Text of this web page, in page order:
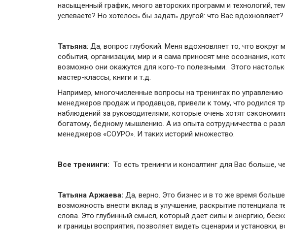
насыщенный график, много авторских программ и технологий,
успеваете? Но хотелось бы задать другой: что Вас вдохновляет?
Татьяна: Да, вопрос глубокий. Меня вдохновляет то, что
события, организации, мир и я сама приносят мне осознания,
возможно они окажутся для кого-то полезными. Этого
мастер-классы, книги и т.д.
Например, многочисленные вопросы на тренингах по
менеджеров продаж и продавцов, привели к тому, что родился
наблюдений за руководителями, которые очень хотят
богатому, бедному мышлению. А из опыта сотрудничества с
менеджеров «СОУРО». И таких историй множество.
Все тренинги: То есть тренинги и консалтинг для Вас больше,
Татьяна Аржаева: Да, верно. Это бизнес и в то же время
возможность внести вклад в улучшение, раскрытие
слова. Это глубинный смысл, который дает силы и энергию,
и границы восприятия, позволяет видеть сценарии и установки,